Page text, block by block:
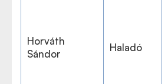
Horváth
Sándor
Haladó